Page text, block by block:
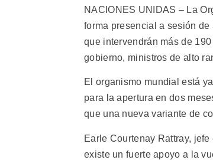
NACIONES UNIDAS – La
forma presencial a sesión
que intervendrán más de
gobierno, ministros de alto
El organismo mundial está
para la apertura en dos
que una nueva variante de
Earle Courtenay Rattray,
existe un fuerte apoyo a la